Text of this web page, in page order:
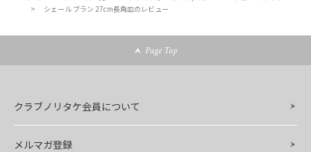
シェール ブラン 27cm長角皿のレビュー
Page Top
クラブノリタケ会員について
メルマガ登録